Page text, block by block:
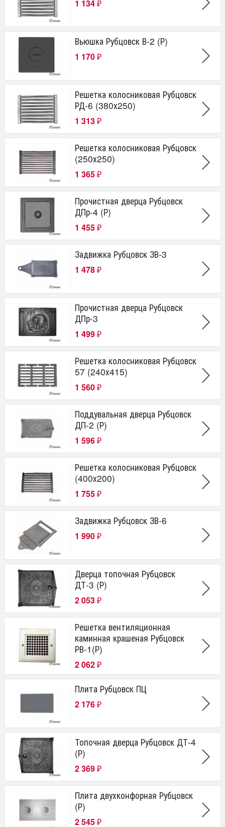
1 134 ₽
Вьюшка Рубцовск В-2 (Р)
1 170 ₽
Решетка колосниковая Рубцовск
РД-6 (380х250)
1 313 ₽
Решетка колосниковая Рубцовск
(250х250)
1 365 ₽
Прочистная дверца Рубцовск
ДПр-4 (Р)
1 455 ₽
Задвижка Рубцовск ЗВ-3
1 478 ₽
Прочистная дверца Рубцовск
ДПр-3
1 499 ₽
Решетка колосниковая Рубцовск
57 (240х415)
1 560 ₽
Поддувальная дверца Рубцовск
ДП-2 (Р)
1 596 ₽
Решетка колосниковая Рубцовск
(400х200)
1 755 ₽
Задвижка Рубцовск ЗВ-6
1 990 ₽
Дверца топочная Рубцовск
ДТ-3 (Р)
2 053 ₽
Решетка вентиляционная
каминная крашеная Рубцовск
РВ-1(Р)
2 062 ₽
Плита Рубцовск ПЦ
2 176 ₽
Топочная дверца Рубцовск ДТ-4
(Р)
2 369 ₽
Плита двухконфорная Рубцовск
(Р)
2 545 ₽